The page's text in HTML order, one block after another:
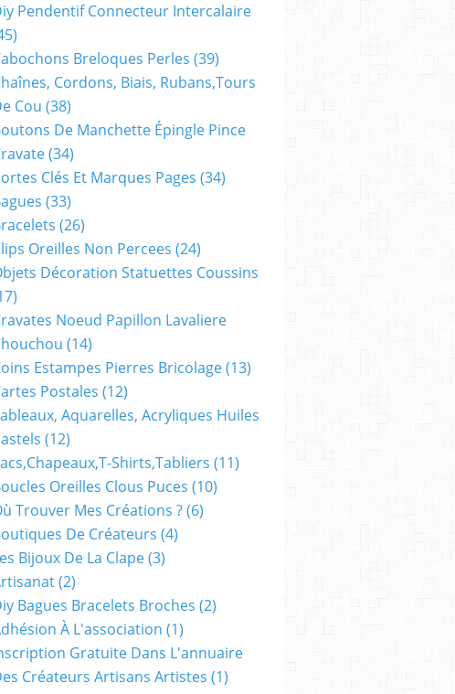
Pendentif Connecteur Intercalaire
Breloques Perles (39)
Cordons, Biais, Rubans,tours
Cou (38)
De Manchette Épingle Pince
(34)
Clés Et Marques Pages (34)
(33)
(26)
Oreilles Non Percees (24)
Décoration Statuettes Coussins
Noeud Papillon Lavaliere
(14)
Estampes Pierres Bricolage(13)
Postales (12)
Aquarelles, Acryliques Huiles
(12)
Shirts,tabliers (11)
Oreilles Clous Puces (10)
Trouver Mes Créations ?(6)
De Créateurs (4)
Bijoux De La Clape(3)
(2)
Bagues Bracelets Broches (2)
À L'association (1)
Gratuite Dans L'annuaire
Créateurs Artisans Artistes (1)